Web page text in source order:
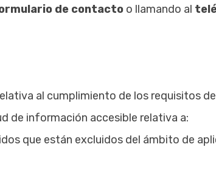
de contacto o llamando al
al cumplimiento de los requisitos
de información accesible relativa a:
que están excluidos del ámbito de